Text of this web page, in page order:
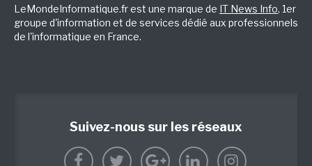
LeMondeInformatique.fr est une marque de IT News Info, 1er
groupe d'information et de services dédié aux professionnels
de l'informatique en France.
Suivez-nous sur les réseaux